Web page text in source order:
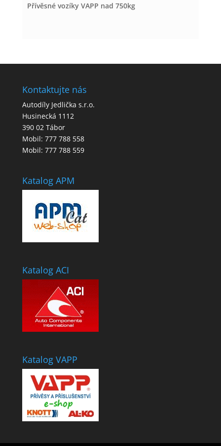
Přívěsné vozíky VAPP nad 750kg
Kontaktujte nás
Autodíly Jedlička s.r.o.
Husinecká 1112
390 02 Tábor
Mobil: 777 788 558
Mobil: 777 788 559
Katalog APM
Katalog ACI
Katalog VAPP